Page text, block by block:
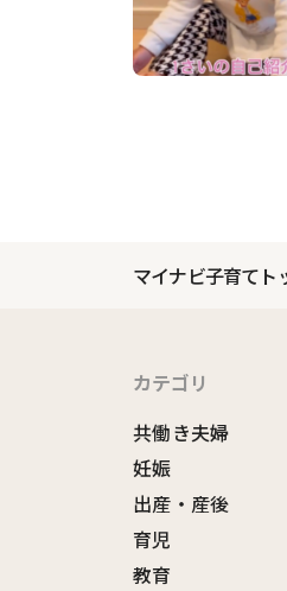
マイナビ子育てト
カテゴリ
共働き夫婦
妊娠
出産・産後
育児
教育